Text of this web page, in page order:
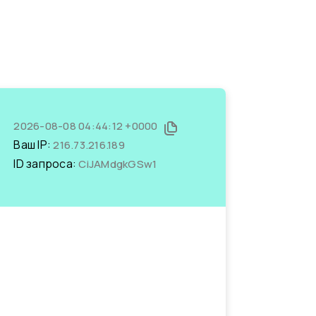
2026-08-08 04:44:12 +0000
Ваш IP:216.73.216.189
ID запроса:CiJAMdgkGSw1